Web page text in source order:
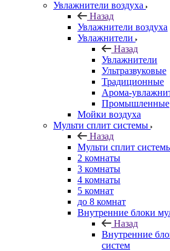
Увлажнители воздуха
Назад
Увлажнители воздуха
Увлажнители
Назад
Увлажнители
Ультразвуковые
Традиционные
Арома-
Промышленные
Мойки воздуха
Мульти сплит системы
Назад
Мульти сплит
2 комнаты
3 комнаты
4 комнаты
5 комнат
до 8 комнат
Внутренние блоки
Назад
Внутренние
систем